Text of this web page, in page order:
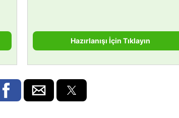
Hazırlanışı İçin Tıklayın